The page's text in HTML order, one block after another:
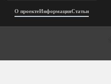
О проектеИнформацияСтатьи